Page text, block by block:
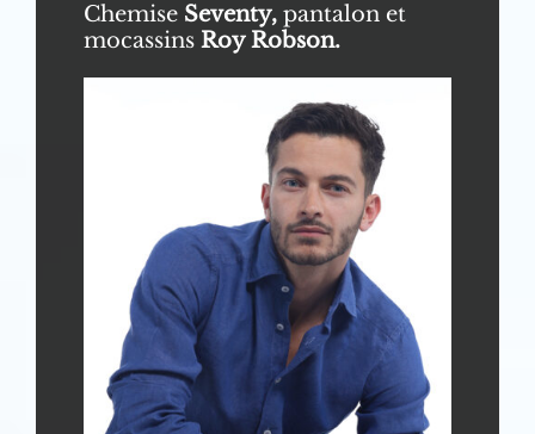
Chemise Seventy,pantalon et
mocassins Roy Robson.